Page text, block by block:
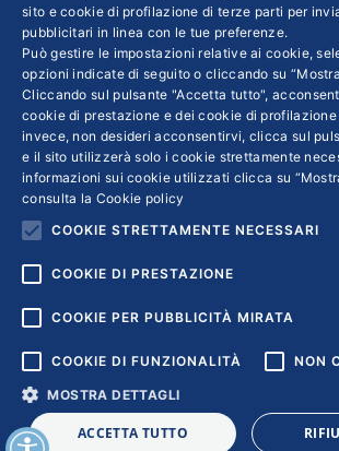
Colophon editoriali
Disclaimer
Privacy
Coordinate Bancarie
Copyright © 2018 | Confindustria Servizi
sito e cookie di profilazione di terze parti per
pubblicitari in linea con le tue preferenze.
Può gestire le impostazioni relative ai cookie,
opzioni indicate di seguito o cliccando su
Cliccando sul pulsante "Accetta tutto",
cookie di prestazione e dei cookie di
invece, non desideri acconsentirvi, clicca sul
e il sito utilizzerà solo i cookie strettamente
informazioni sui cookie utilizzati clicca su
consulta la Cookie policy
COOKIE STRETTAMENTE NECESSARI
COOKIE DI PRESTAZIONE
COOKIE PER PUBBLICITÀ MIRATA
COOKIE DI FUNZIONALITÀ NON
MOSTRA DETTAGLI
ACCETTA TUTTO